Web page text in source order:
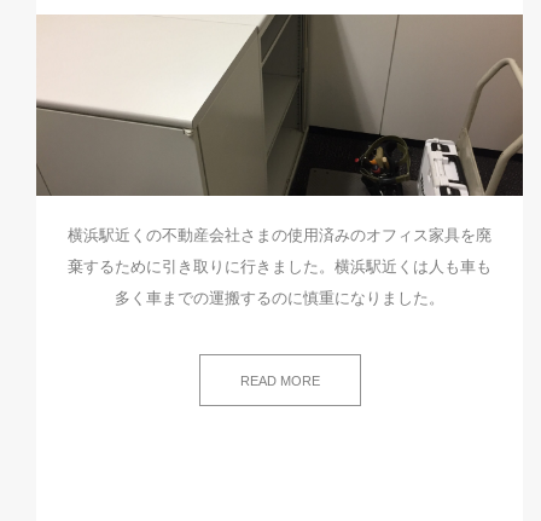
横浜駅近くの不動産会社さまの使用済みのオフィス家具を廃
棄するために引き取りに行きました。横浜駅近くは人も車も
多く車までの運搬するのに慎重になりました。
READ MORE